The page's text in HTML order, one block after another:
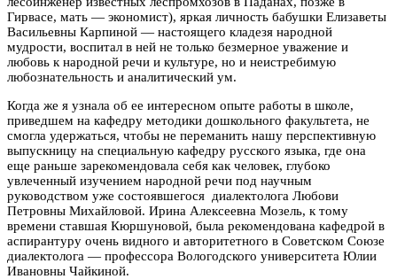
Гирвасе, мать — экономист), яркая личность бабушки Елизаветы
Васильевны Карпиной — настоящего кладезя народной
мудрости, воспитал в ней не только безмерное уважение и
любовь к народной речи и культуре, но и неистребимую
любознательность и аналитический ум.
Когда же я узнала об ее интересном опыте работы в школе,
приведшем на кафедру методики дошкольного факультета, не
смогла удержаться, чтобы не переманить нашу перспективную
выпускницу на специальную кафедру русского языка, где она
еще раньше зарекомендовала себя как человек, глубоко
увлеченный изучением народной речи под научным
руководством уже состоявшегося диалектолога Любови
Петровны Михайловой. Ирина Алексеевна Мозель, к тому
времени ставшая Кюршуновой, была рекомендована кафедрой в
аспирантуру очень видного и авторитетного в Советском Союзе
диалектолога — профессора Вологодского университета Юлии
Ивановны Чайкиной.